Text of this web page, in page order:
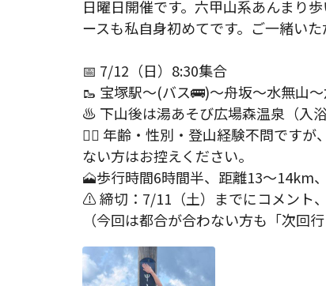
日曜日開催です。六甲山系あんまり
ースも私自身初めてです。ご一緒い
📅 7/12（日）8:30集合
🥾 宝塚駅〜(バス🚌)〜舟坂〜水無山
♨️ 下山後は湯あそび広場森温泉（入
🙋‍♂️ 年齢・性別・登山経験不問です
ない方はお控えください。
🗻歩行時間6時間半、距離13〜14km
⚠️ 締切：7/11（土）までにコメント
（今回は都合が合わない方も「次回